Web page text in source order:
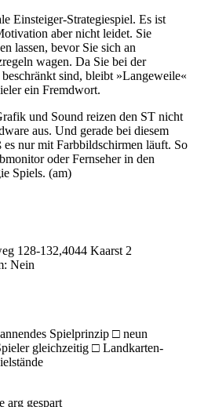
Einsteiger-Strategiespiel. Es ist
aber nicht leidet. Sie
lassen, bevor Sie sich an
wagen. Da Sie bei der
sind, bleibt »Langeweile«
ein Fremdwort.
und Sound reizen den ST nicht
aus. Und gerade bei diesem
es nur mit Farbbildschirmen läuft. So
oder Fernseher in den
Spiels. (am)
128-132,4044 Kaarst 2
Nein
Spielprinzip □ neun
gleichzeitig □ Landkarten-
arg gespart